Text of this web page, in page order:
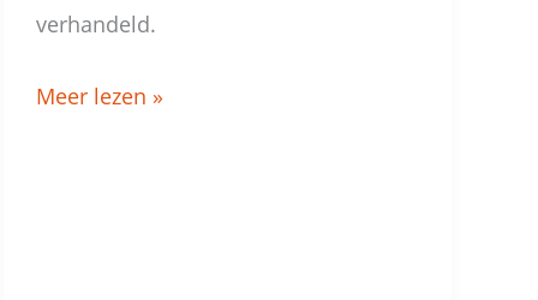
verhandeld.
Meer lezen »